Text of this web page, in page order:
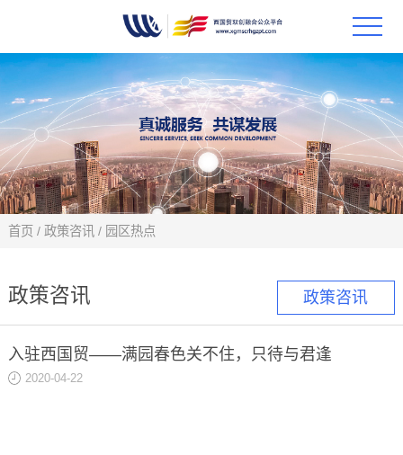
首页
政策
科技
合作
政策咨讯
首页 / 政策咨讯 / 园区热点
政策咨讯
入驻西国贸——满园春色关不住，只待与君逢
2020-04-22